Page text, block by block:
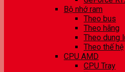
Bộ nhớ ram
Theo bus
Theo hãng
Theo dung
Theo thế hệ
CPU AMD
CPU Tray